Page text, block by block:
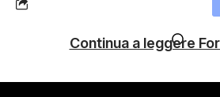
Continua a leggere